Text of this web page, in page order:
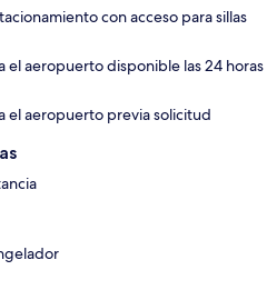
con acceso para sillas
el aeropuerto disponible las 24 horas
el aeropuerto previa solicitud